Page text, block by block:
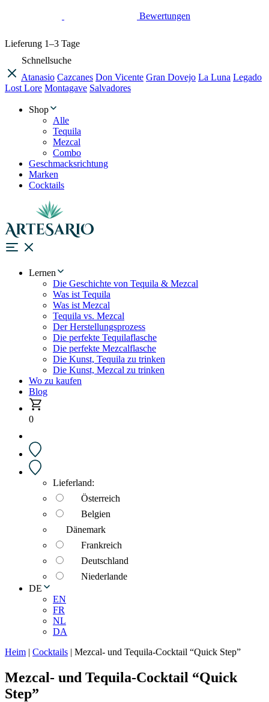
Bewertungen
Lieferung 1–3 Tage
Schnellsuche
Atanasio Cazcanes Don Vicente Gran Dovejo La Luna Legado
Lost Lore Montagave Salvadores
Shop
Alle
Tequila
Mezcal
Combo
Geschmacksrichtung
Marken
Cocktails
Lernen
Die Geschichte von Tequila & Mezcal
Was ist Tequila
Was ist Mezcal
Tequila vs. Mezcal
Der Herstellungsprozess
Die perfekte Tequilaflasche
Die perfekte Mezcalflasche
Die Kunst, Tequila zu trinken
Die Kunst, Mezcal zu trinken
Wo zu kaufen
Blog
0
Lieferland:
Österreich
Belgien
Dänemark
Frankreich
Deutschland
Niederlande
DE
EN
FR
NL
DA
Heim | Cocktails | Mezcal- und Tequila-Cocktail “Quick Step”
Mezcal- und Tequila-Cocktail “Quick
Step”